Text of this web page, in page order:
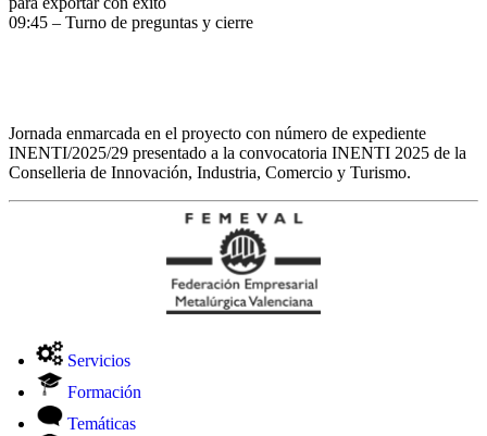
09:45 – Turno de preguntas y cierre
Jornada enmarcada en el proyecto con número de expediente
INENTI/2025/29 presentado a la convocatoria INENTI 2025 de la
Conselleria de Innovación, Industria, Comercio y Turismo.
Servicios
Formación
Temáticas